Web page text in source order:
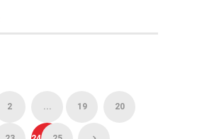
2 ... 19 20